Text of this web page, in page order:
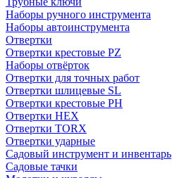
Наборы ручного инструмента
Наборы автоинструмента
Отвертки
Отвертки крестовые PZ
Наборы отвёрток
Отвертки для точных работ
Отвертки шлицевые SL
Отвертки крестовые PH
Отвертки HEX
Отвертки TORX
Отвертки ударные
Садовый инструмент и инвентарь
Садовые тачки